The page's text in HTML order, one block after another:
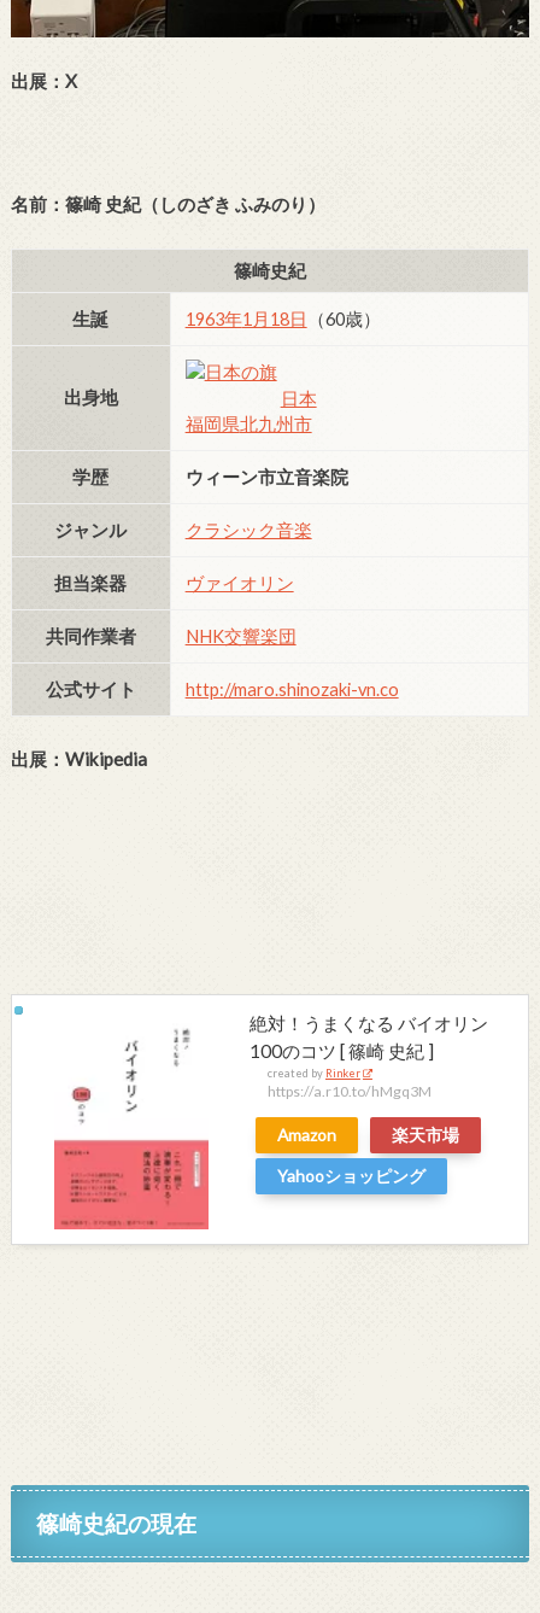
出展：X
名前：篠崎 史紀（しのざき ふみのり）
篠崎史紀
生誕 1963年1月18日 （60歳）
出身地
日本
福岡県北九州市
学歴 ウィーン市立音楽院
ジャンル クラシック音楽
担当楽器 ヴァイオリン
共同作業者 NHK交響楽団
公式サイト http://maro.shinozaki-vn.co
出展：Wikipedia
絶対！うまくなる バイオリン
100のコツ [ 篠崎 史紀 ]
created by Rinker
https://a.r10.to/hMgq3M
Amazon
楽天市場
Yahooショッピング
篠崎史紀の現在